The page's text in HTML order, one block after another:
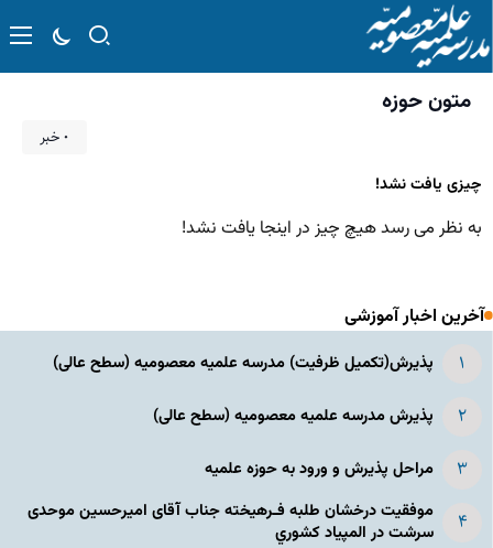
متون حوزه
۰ خبر
چیزی یافت نشد!
به نظر می رسد هیچ چیز در اینجا یافت نشد!
آخرین اخبار آموزشی
پذیرش(تکمیل ظرفیت) مدرسه علمیه معصومیه‌ (سطح عالی)
پذیرش مدرسه علمیه معصومیه‌ (سطح عالی)
مراحل پذیرش و ورود به حوزه علمیه
موفقیت درخشان طلبه فـرهیخته جناب آقای امیرحسین موحدی
سرشت در المپياد كشوري